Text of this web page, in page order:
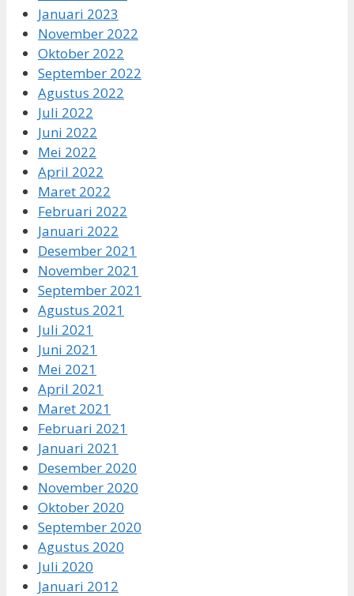
Januari 2023
November 2022
Oktober 2022
September 2022
Agustus 2022
Juli 2022
Juni 2022
Mei 2022
April 2022
Maret 2022
Februari 2022
Januari 2022
Desember 2021
November 2021
September 2021
Agustus 2021
Juli 2021
Juni 2021
Mei 2021
April 2021
Maret 2021
Februari 2021
Januari 2021
Desember 2020
November 2020
Oktober 2020
September 2020
Agustus 2020
Juli 2020
Januari 2012